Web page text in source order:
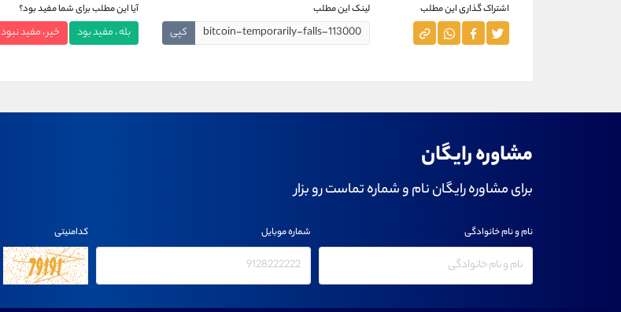
اشتراک گذاری این مطلب لینک این مطلب
کپی
آیا این مطلب برای شما مفید بود؟
بله ، مفید بود خیر ، مفید نبود
مشاوره رایگان
برای مشاوره رایگان نام و شماره تماست رو بزار
نام و نام خانوادگی شماره موبایل کدامنیتی